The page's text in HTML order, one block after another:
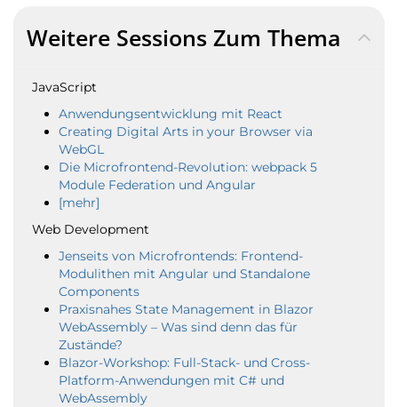
Weitere Sessions Zum Thema
JavaScript
Anwendungsentwicklung mit React
Creating Digital Arts in your Browser via
WebGL
Die Microfrontend-Revolution: webpack 5
Module Federation und Angular
[mehr]
Web Development
Jenseits von Microfrontends: Frontend-
Modulithen mit Angular und Standalone
Components
Praxisnahes State Management in Blazor
WebAssembly – Was sind denn das für
Zustände?
Blazor-Workshop: Full-Stack- und Cross-
Platform-Anwendungen mit C# und
WebAssembly